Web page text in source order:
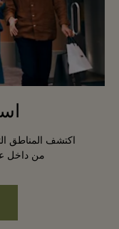
اكتشف المناطق
من داخل